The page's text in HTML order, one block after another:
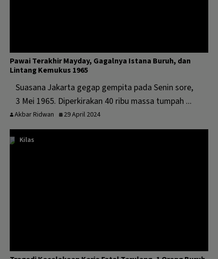
Pawai Terakhir Mayday, Gagalnya Istana Buruh, dan
Lintang Kemukus 1965
Suasana Jakarta gegap gempita pada Senin sore,
3 Mei 1965. Diperkirakan 40 ribu massa tumpah ...
Akbar Ridwan 29 April 2024
Kilas